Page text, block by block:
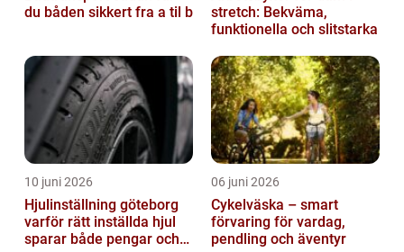
du båden sikkert fra a til b
stretch: Bekväma,
funktionella och slitstarka
10 juni 2026
Hjulinställning göteborg
varför rätt inställda hjul
sparar både pengar och
06 juni 2026
Cykelväska – smart
förvaring för vardag,
pendling och äventyr